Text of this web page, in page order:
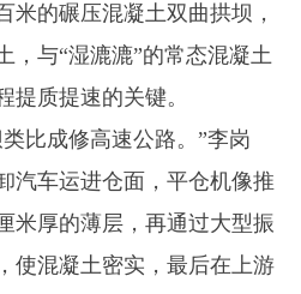
米的碾压混凝土双曲拱坝，
，与“湿漉漉”的常态混凝土
提质提速的关键。
比成修高速公路。”李岗
汽车运进仓面，平仓机像推
米厚的薄层，再通过大型振
使混凝土密实，最后在上游